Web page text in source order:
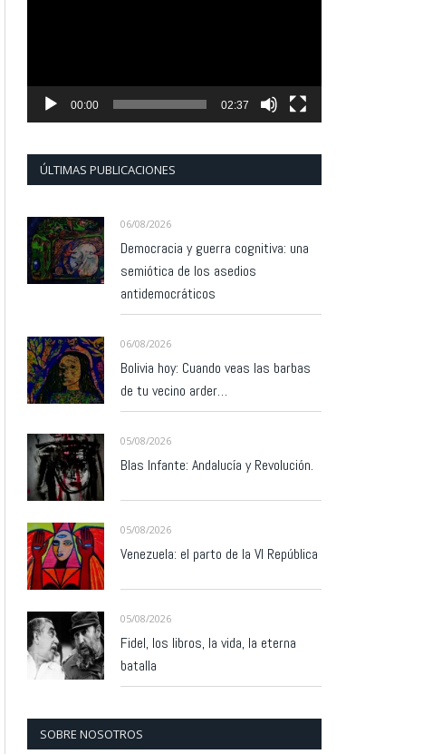
00:00 02:37
ÚLTIMAS PUBLICACIONES
06/08/2026
Democracia y guerra cognitiva: una
semiótica de los asedios
antidemocráticos
06/08/2026
Bolivia hoy: Cuando veas las barbas
de tu vecino arder…
05/08/2026
Blas Infante: Andalucía y Revolución.
05/08/2026
Venezuela: el parto de la VI República
05/08/2026
Fidel, los libros, la vida, la eterna
batalla
SOBRE NOSOTROS